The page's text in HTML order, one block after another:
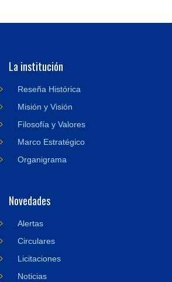
La institución
Reseña Histórica
Misión y Visión
Filosofía y Valores
Marco Estratégico
Organigrama
Novedades
Alertas
Circulares
Licitaciones
Noticias